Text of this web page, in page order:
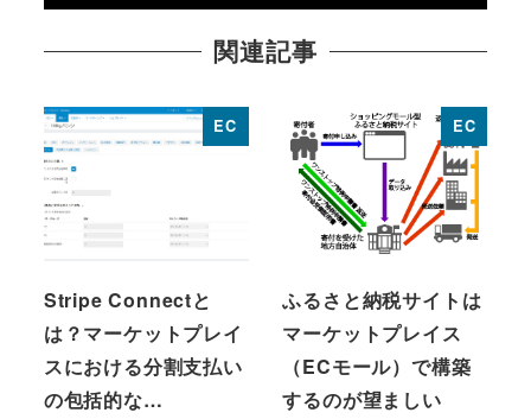
関連記事
EC
Stripe Connectと
は？マーケットプレイ
スにおける分割支払い
の包括的な…
EC
ふるさと納税サイトは
マーケットプレイス
（ECモール）で構築
するのが望ましい